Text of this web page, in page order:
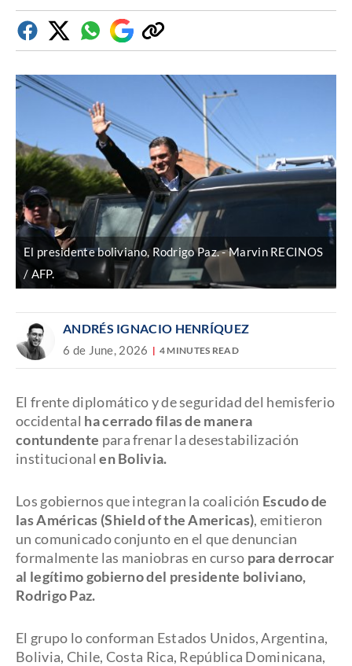
FacebookTwitterWhatsapp
Google
Discover
Copiar
enlace
El presidente boliviano, Rodrigo Paz.
Marvin RECINOS
/ AFP.
ANDRÉS IGNACIO HENRÍQUEZ
6 de June, 2026 4 MINUTES READ
El frente diplomático y de seguridad del hemisferio
occidental ha cerrado filas de manera
contundente para frenar la desestabilización
institucionalen Bolivia.
Los gobiernos que integran la coalición Escudo de
las Américas (Shield of the Americas), emitieron
un comunicado conjunto en el que denuncian
formalmente las maniobras en curso para derrocar
al legítimo gobierno del presidente boliviano,
Rodrigo Paz.
El grupo lo conforman Estados Unidos, Argentina,
Bolivia, Chile, Costa Rica, República Dominicana,